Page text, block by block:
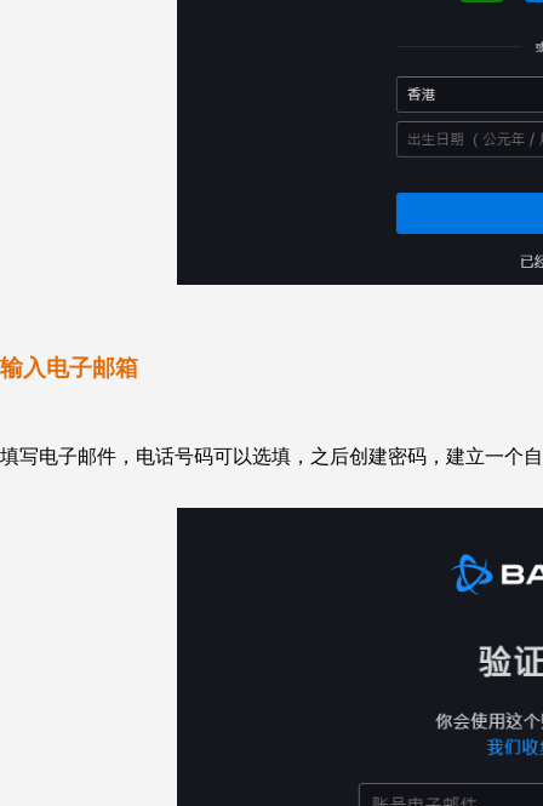
输入电子邮箱
填写电子邮件，电话号码可以选填，之后创建密码，建立一个